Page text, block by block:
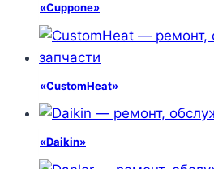
«Cuppone»
«CustomHeat»
«Daikin»